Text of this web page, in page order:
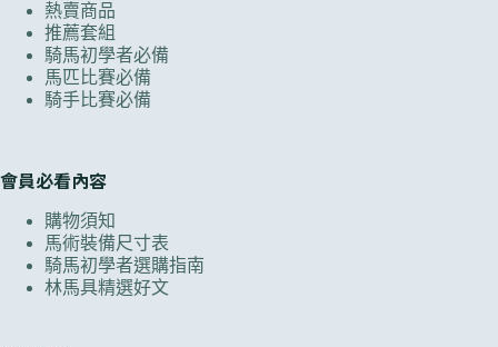
熱賣商品
推薦套組
騎馬初學者必備
馬匹比賽必備
騎手比賽必備
會員必看內容
購物須知
馬術裝備尺寸表
騎馬初學者選購指南
林馬具精選好文